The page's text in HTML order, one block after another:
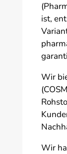
ist,
Wir
Wir